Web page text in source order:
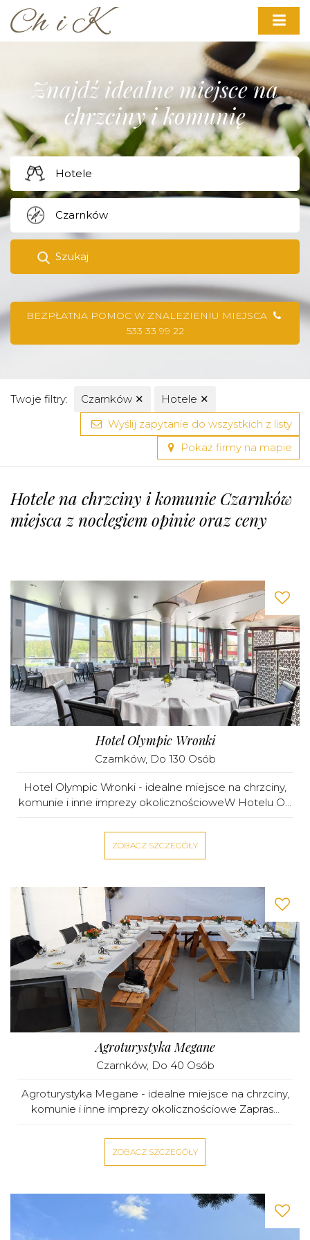
Znajdź idealne miejsce na
chrzciny i komunię
Szukaj
BEZPŁATNA POMOC W ZNALEZIENIU MIEJSCA
533 33 99 22
Twoje filtry: Czarnków ✕ Hotele ✕
Wyślij zapytanie do wszystkich z listy
Pokaż firmy na mapie
Hotele na chrzciny i komunie Czarnków
miejsca z noclegiem opinie oraz ceny
Hotel Olympic Wronki
Czarnków, Do 130 Osób
Hotel Olympic Wronki - idealne miejsce na chrzciny,
komunie i inne imprezy okolicznościoweW Hotelu O...
ZOBACZ SZCZEGÓŁY
Agroturystyka Megane
Czarnków, Do 40 Osób
Agroturystyka Megane - idealne miejsce na chrzciny,
komunie i inne imprezy okolicznościowe Zapras...
ZOBACZ SZCZEGÓŁY